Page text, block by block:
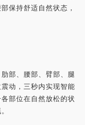
保持舒适自然状态，
部、腰部、臂部、腿
动，三秒内实现智能
部位在自然放松的状